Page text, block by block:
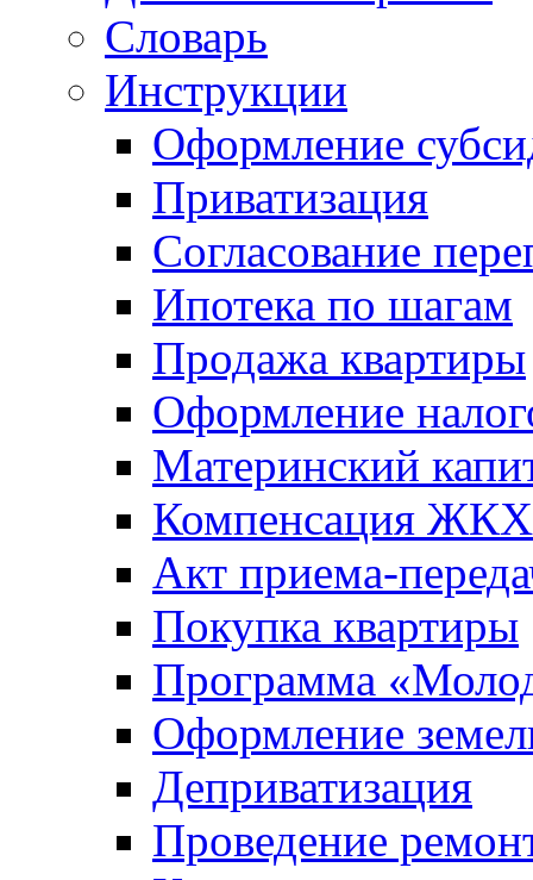
Словарь
Инструкции
Оформление
Приватизация
Согласование
Ипотека по шагам
Продажа квартиры
Оформление
Материнский
Компенсация ЖКХ
Акт приема-
Покупка квартиры
Программа
Оформление
Деприватизация
Проведение